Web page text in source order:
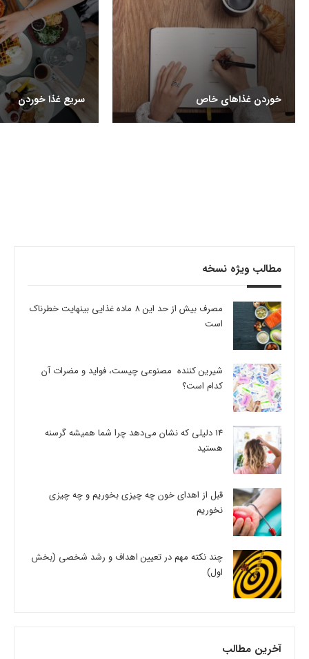
خوردن غذاهای خاص سریع غذا خوردن
مطالب ویژه نسخه
مصرف بیش از حد این 8 ماده غذایی بینهایت خطرناک
است
شیرین کننده مصنوعی چیست، فواید و مضرات آن
کدام است؟
14 دلیلی که نشان می‌دهد چرا شما همیشه گرسنه
هستید
قبل از اهدای خون چه چیزی بخوریم و چه چیزی
نخوریم
چند نکته مهم در تعیین اهداف و رشد شخصی (بخش
اول)
آخرین مطالب